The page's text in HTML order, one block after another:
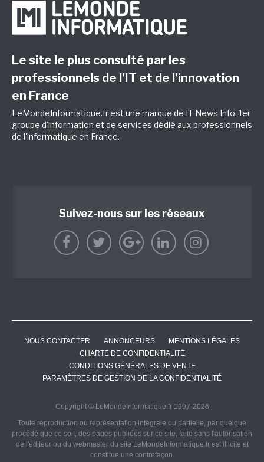
Le site le plus consulté par les
professionnels de l’IT et de l’innovation
en France
LeMondeInformatique.fr est une marque de IT News Info, 1er
groupe d'information et de services dédié aux professionnels
de l'informatique en France.
Suivez-nous sur les réseaux
NOUS CONTACTER ANNONCEURS
MENTIONS LÉGALES
CHARTE DE CONFIDENTIALITÉ
CONDITIONS GÉNÉRALES DE VENTE
PARAMÈTRES DE GESTION DE LA CONFIDENTIALITÉ
Copyright © LeMondeInformatique.fr 1997-2026
Toute reproduction ou représentation intégrale ou partielle, par quelque
procédé que ce soit, des pages publiées sur ce site, faite sans l'autorisation
de l'éditeur ou du webmaster du site LeMondeInformatique.fr est illicite et
constitue une contrefaçon.